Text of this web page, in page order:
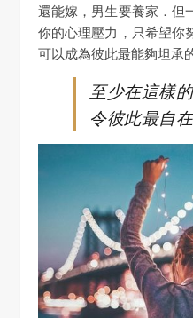
還能嫁，男生要養家．但
你的心理壓力，只希望你
可以成為彼此最能夠坦承
至少在這樣
令彼此最自